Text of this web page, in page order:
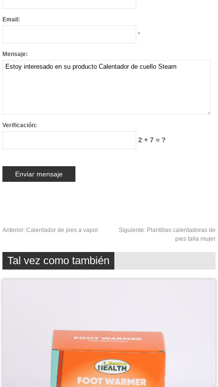
Email:
*
Mensaje:
Verificación:
2 + 7 = ?
Anterior: Calentador de pies a vapor Siguiente: Plantillas calentadoras de
pies talla mujer
Tal vez como también